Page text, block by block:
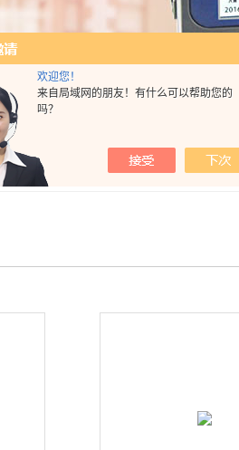
欢迎您！
来自局域网的朋友！有什么可以帮助您的
吗？
膜泵，PH计，酸度计 |